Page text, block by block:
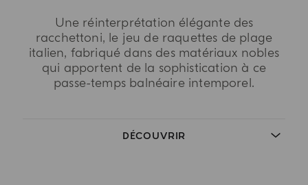
Une réinterprétation élégante des
racchettoni, le jeu de raquettes de plage
italien, fabriqué dans des matériaux nobles
qui apportent de la sophistication à ce
passe-temps balnéaire intemporel.
DÉCOUVRIR